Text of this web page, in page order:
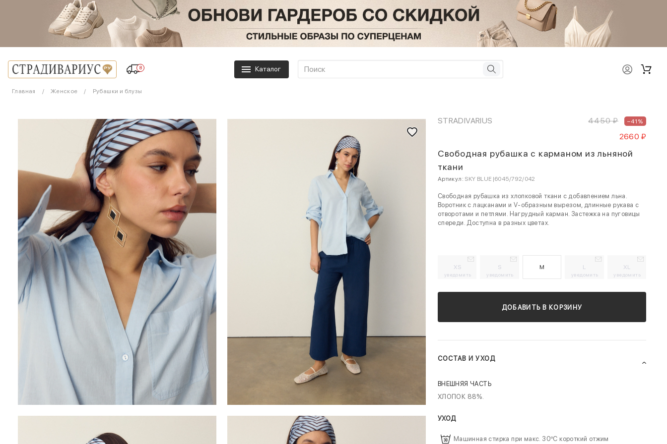
8 Каталог
Главная Женское Рубашки и блузы
STRADIVARIUS 4450 ₽ –41%
2660 ₽
Свободная рубашка с карманом из льняной
ткани
Артикул: SKY BLUE|6045/792/042
Свободная рубашка из хлопковой ткани с добавлением льна.
Воротник с лацканами и V-образным вырезом, длинные рукава с
отворотами и петлями. Нагрудный карман. Застежка на пуговицы
спереди. Доступна в разных цветах.
XS
уведомить
S
уведомить
M L
уведомить
XL
уведомить
ДОБАВИТЬ В КОРЗИНУ
СОСТАВ И УХОД
ВНЕШНЯЯ ЧАСТЬ
ХЛОПОК 88%.
УХОД
Машинная стирка при макс. 30ºC короткий отжим